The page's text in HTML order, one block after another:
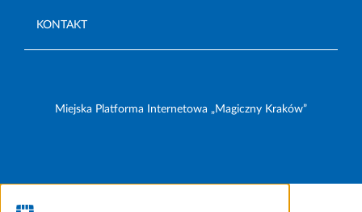
KONTAKT
Miejska Platforma Internetowa „Magiczny Kraków”